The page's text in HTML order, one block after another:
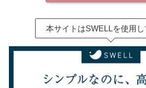
本サイトはSWELLを使用